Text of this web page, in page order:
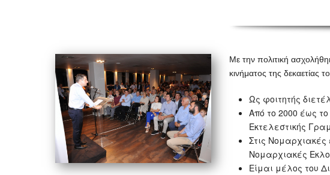
Με την πολιτική
κινήματος της δεκαετίας
Ως φοιτητής
Από το 2000 έως
Εκτελεστικής
Στις
Νομαρχιακές
Είμαι μέλος του